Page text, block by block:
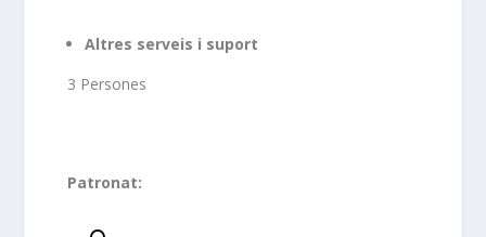
Altres serveis i suport
3 Persones
Patronat: